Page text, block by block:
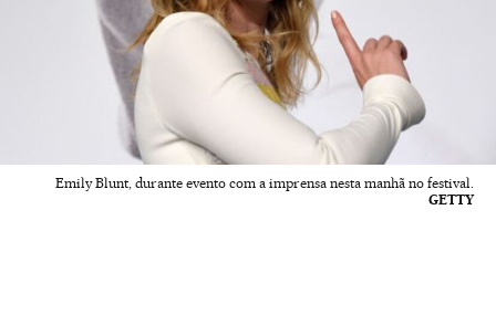
Emily Blunt, durante evento com a imprensa nesta manhã no festival.
GETTY